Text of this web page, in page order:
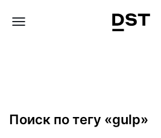
Navigation Menu
Поиск по тегу «gulp»